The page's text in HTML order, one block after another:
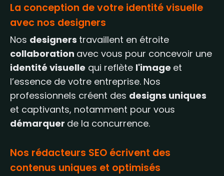
La conception de votre identité visuelle
avec nos designers
Nos designers travaillent en étroite
collaboration avec vous pour concevoir une
identité visuelle qui reflète l'image et
l’essence de votre entreprise. Nos
professionnels créent des designs uniques
et captivants, notamment pour vous
démarquer de la concurrence.
Nos rédacteurs SEO écrivent des
contenus uniques et optimisés